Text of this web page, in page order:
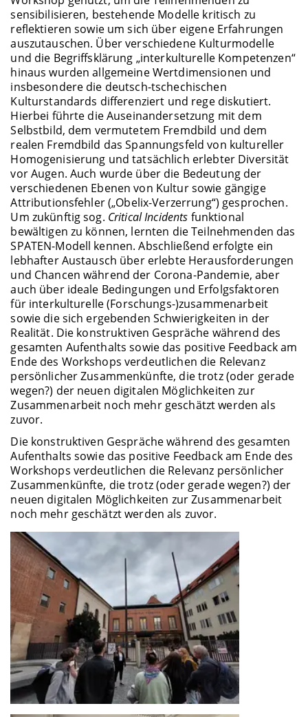
sensibilisieren, bestehende Modelle kritisch zu
reflektieren sowie um sich über eigene Erfahrungen
auszutauschen. Über verschiedene Kulturmodelle
und die Begriffsklärung „interkulturelle Kompetenzen“
hinaus wurden allgemeine Wertdimensionen und
insbesondere die deutsch-tschechischen
Kulturstandards differenziert und rege diskutiert.
Hierbei führte die Auseinandersetzung mit dem
Selbstbild, dem vermutetem Fremdbild und dem
realen Fremdbild das Spannungsfeld von kultureller
Homogenisierung und tatsächlich erlebter Diversität
vor Augen. Auch wurde über die Bedeutung der
verschiedenen Ebenen von Kultur sowie gängige
Attributionsfehler („Obelix-Verzerrung“) gesprochen.
Um zukünftig sog. Critical Incidents funktional
bewältigen zu können, lernten die Teilnehmenden das
SPATEN-Modell kennen. Abschließend erfolgte ein
lebhafter Austausch über erlebte Herausforderungen
und Chancen während der Corona-Pandemie, aber
auch über ideale Bedingungen und Erfolgsfaktoren
für interkulturelle (Forschungs-)zusammenarbeit
sowie die sich ergebenden Schwierigkeiten in der
Realität. Die konstruktiven Gespräche während des
gesamten Aufenthalts sowie das positive Feedback am
Ende des Workshops verdeutlichen die Relevanz
persönlicher Zusammenkünfte, die trotz (oder gerade
wegen?) der neuen digitalen Möglichkeiten zur
Zusammenarbeit noch mehr geschätzt werden als
zuvor.
Die konstruktiven Gespräche während des gesamten
Aufenthalts sowie das positive Feedback am Ende des
Workshops verdeutlichen die Relevanz persönlicher
Zusammenkünfte, die trotz (oder gerade wegen?) der
neuen digitalen Möglichkeiten zur Zusammenarbeit
noch mehr geschätzt werden als zuvor.